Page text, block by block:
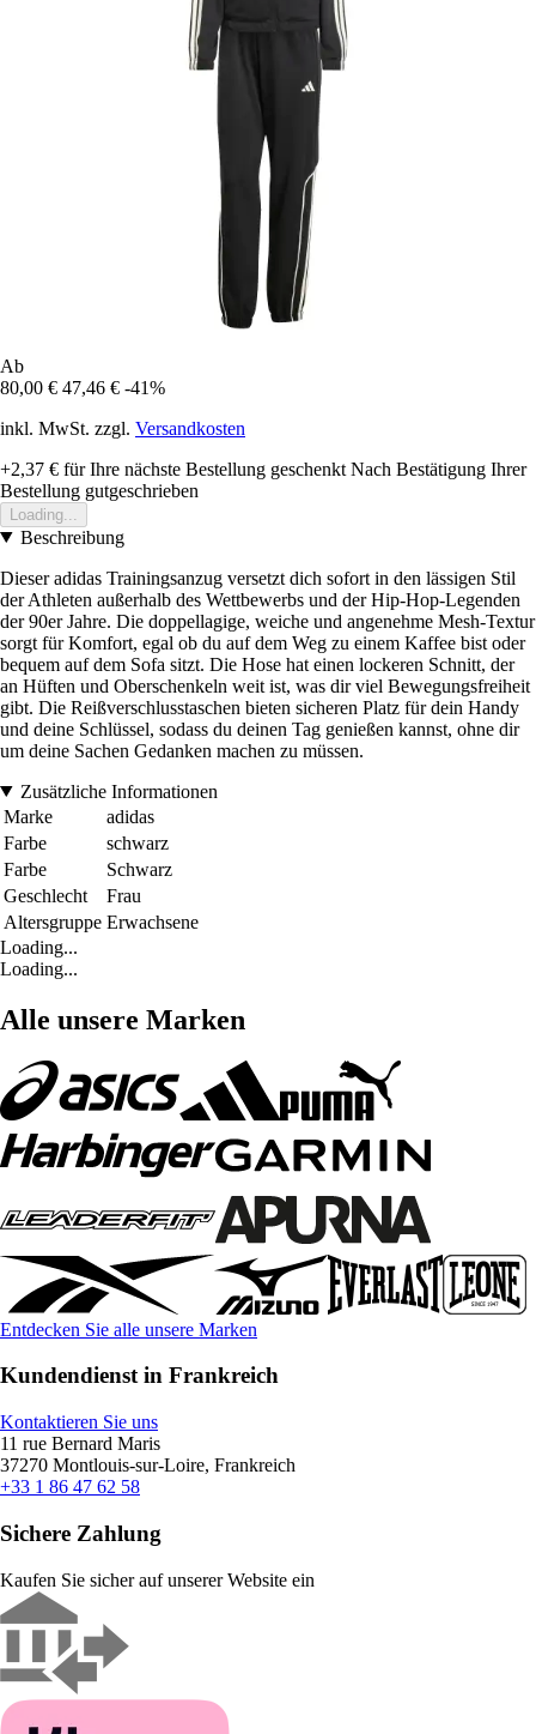
Ab
80,00 € 47,46 € -41%
inkl. MwSt. zzgl. Versandkosten
+2,37 € für Ihre nächste Bestellung geschenkt Nach Bestätigung Ihrer
Bestellung gutgeschrieben
Loading...
Beschreibung
Dieser adidas Trainingsanzug versetzt dich sofort in den lässigen Stil
der Athleten außerhalb des Wettbewerbs und der Hip-Hop-Legenden
der 90er Jahre. Die doppellagige, weiche und angenehme Mesh-Textur
sorgt für Komfort, egal ob du auf dem Weg zu einem Kaffee bist oder
bequem auf dem Sofa sitzt. Die Hose hat einen lockeren Schnitt, der
an Hüften und Oberschenkeln weit ist, was dir viel Bewegungsfreiheit
gibt. Die Reißverschlusstaschen bieten sicheren Platz für dein Handy
und deine Schlüssel, sodass du deinen Tag genießen kannst, ohne dir
um deine Sachen Gedanken machen zu müssen.
Zusätzliche Informationen
Marke
adidas
Farbe
schwarz
Farbe
Schwarz
Geschlecht
Frau
Altersgruppe Erwachsene
Loading...
Loading...
Alle unsere Marken
Entdecken Sie alle unsere Marken
Kundendienst in Frankreich
Kontaktieren Sie uns
11 rue Bernard Maris
37270 Montlouis-sur-Loire, Frankreich
+33 1 86 47 62 58
Sichere Zahlung
Kaufen Sie sicher auf unserer Website ein